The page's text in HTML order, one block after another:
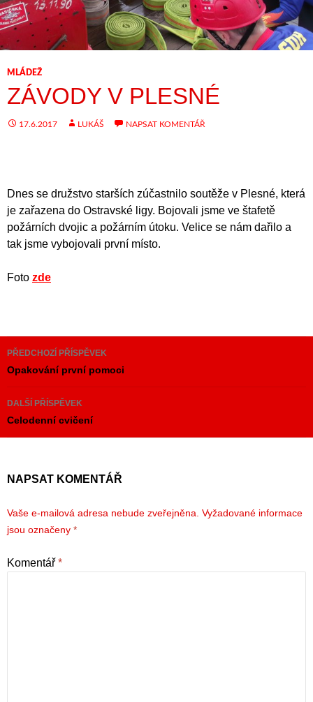
MLÁDEŽ
ZÁVODY V PLESNÉ
17.6.2017 LUKÁŠ NAPSAT KOMENTÁŘ
Dnes se družstvo starších zúčastnilo soutěže v Plesné, která
je zařazena do Ostravské ligy. Bojovali jsme ve štafetě
požárních dvojic a požárním útoku. Velice se nám dařilo a
tak jsme vybojovali první místo.
Foto zde
Navigace
pro
příspěvky
PŘEDCHOZÍ PŘÍSPĚVEK
Opakování první pomoci
DALŠÍ PŘÍSPĚVEK
Celodenní cvičení
NAPSAT KOMENTÁŘ
Vaše e-mailová adresa nebude zveřejněna. Vyžadované informace
jsou označeny *
Komentář *